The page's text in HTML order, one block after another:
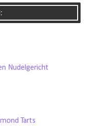
Nudelgericht
Tarts